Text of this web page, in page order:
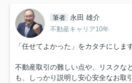
筆者 永田 雄介
不動産キャリア10年
「任せてよかった」をカタチにしま
不動産取引の難しい点や、リスクな
も、しっかり説明し安心安全なお取